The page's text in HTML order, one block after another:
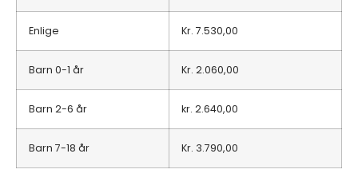
Enlige Kr. 7.530,00
Barn 0-1 år Kr. 2.060,00
Barn 2-6 år kr. 2.640,00
Barn 7-18 år Kr. 3.790,00